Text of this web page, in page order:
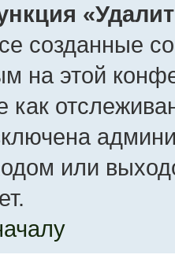
созданные
на этой
как
или